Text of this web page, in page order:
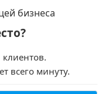
всего минуту.